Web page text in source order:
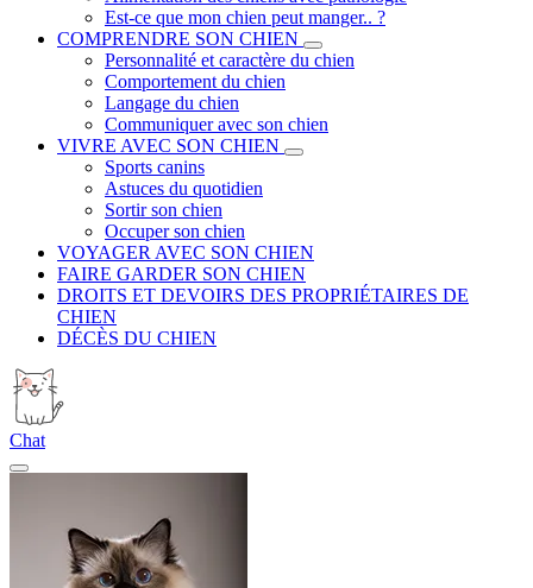
Est-ce que mon chien peut manger.. ?
COMPRENDRE SON CHIEN
Personnalité et caractère du chien
Comportement du chien
Langage du chien
Communiquer avec son chien
VIVRE AVEC SON CHIEN
Sports canins
Astuces du quotidien
Sortir son chien
Occuper son chien
VOYAGER AVEC SON CHIEN
FAIRE GARDER SON CHIEN
DROITS ET DEVOIRS DES PROPRIÉTAIRES DE
CHIEN
DÉCÈS DU CHIEN
Chat